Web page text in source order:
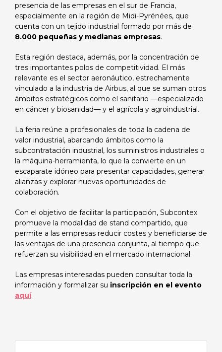
presencia de las empresas en el sur de Francia,
especialmente en la región de Midi-Pyrénées, que
cuenta con un tejido industrial formado por más de
8.000 pequeñas y medianas empresas.
Esta región destaca, además, por la concentración de
tres importantes polos de competitividad. El más
relevante es el sector aeronáutico, estrechamente
vinculado a la industria de Airbus, al que se suman otros
ámbitos estratégicos como el sanitario —especializado
en cáncer y biosanidad— y el agrícola y agroindustrial.
La feria reúne a profesionales de toda la cadena de
valor industrial, abarcando ámbitos como la
subcontratación industrial, los suministros industriales o
la máquina-herramienta, lo que la convierte en un
escaparate idóneo para presentar capacidades, generar
alianzas y explorar nuevas oportunidades de
colaboración.
Con el objetivo de facilitar la participación, Subcontex
promueve la modalidad de stand compartido, que
permite a las empresas reducir costes y beneficiarse de
las ventajas de una presencia conjunta, al tiempo que
refuerzan su visibilidad en el mercado internacional.
Las empresas interesadas pueden consultar toda la
información y formalizar su inscripción en el evento
aquí.